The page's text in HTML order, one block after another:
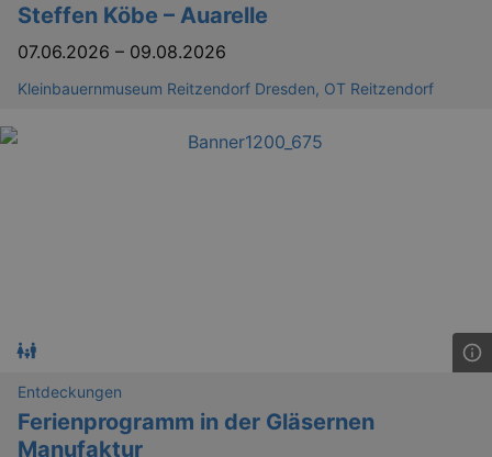
Steffen Köbe – Auarelle
07.06.2026 – 09.08.2026
Kleinbauernmuseum Reitzendorf Dresden, OT Reitzendorf
Entdeckungen
Ferienprogramm in der Gläsernen
Manufaktur